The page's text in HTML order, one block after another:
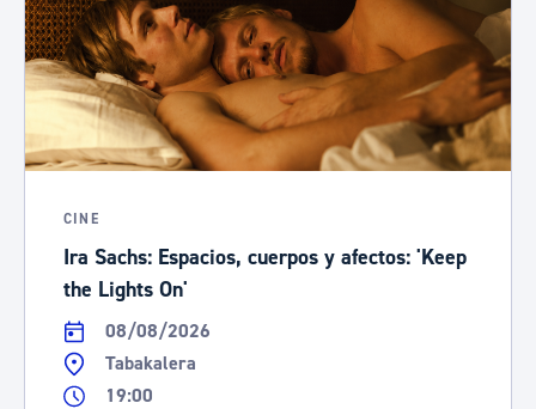
CINE
Ira Sachs: Espacios, cuerpos y afectos: 'Keep
the Lights On'
08/08/2026
Tabakalera
19:00